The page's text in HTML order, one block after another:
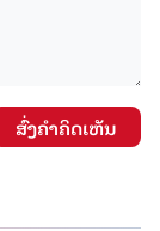
ສົ່ງຄໍາຄິດເຫັນ